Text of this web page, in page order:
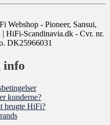
Webshop - Pioneer, Sansui,
| HiFi-Scandinavia.dk - Cvr. nr.
DK25966031
info
kunderne?
brugte HiFi?